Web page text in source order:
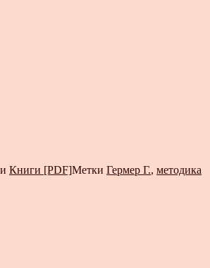
Книги [PDF]Метки Гермер Г., методика